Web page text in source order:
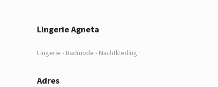
Lingerie Agneta
Lingerie - Badmode - Nachtkleding
Adres